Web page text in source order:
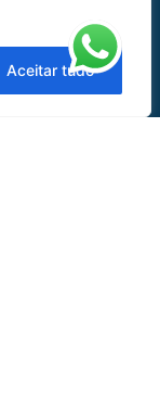
Aceitar tudo
Aplicações
de Mangueiras